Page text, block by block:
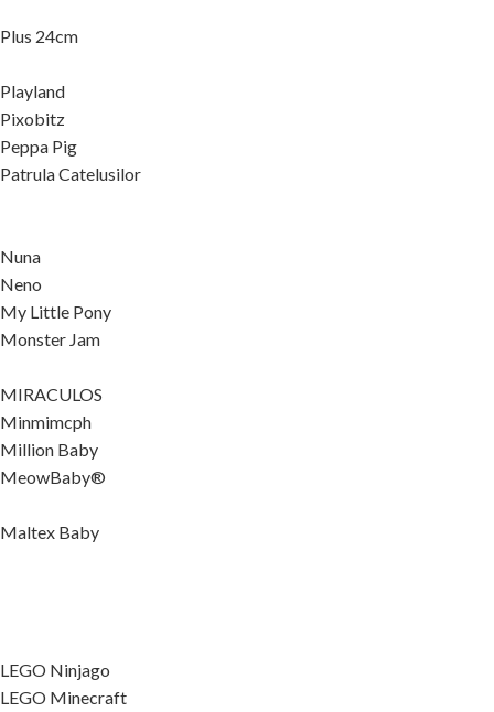
Plus 24cm
Playland
Pixobitz
Peppa Pig
Patrula Catelusilor
Nuna
Neno
My Little Pony
Monster Jam
MIRACULOS
Minmimcph
Million Baby
MeowBaby®
Maltex Baby
LEGO Ninjago
LEGO Minecraft